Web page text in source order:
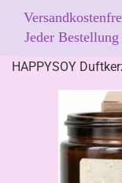
Jeder
HAPPYSOY